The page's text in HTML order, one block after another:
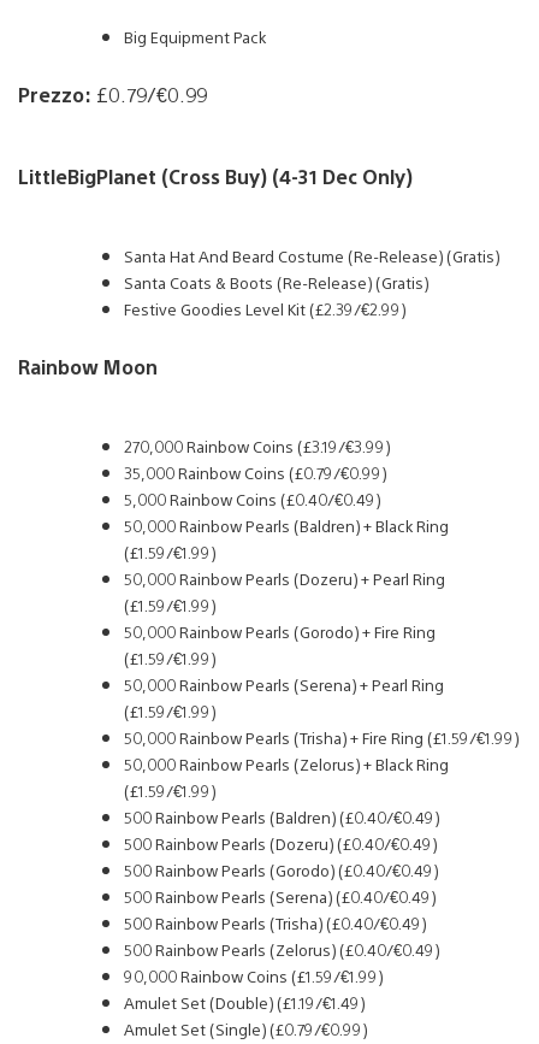
Big Equipment Pack
Prezzo: £0.79/€0.99
LittleBigPlanet (Cross Buy) (4-31 Dec Only)
Santa Hat And Beard Costume (Re-Release) (Gratis)
Santa Coats & Boots (Re-Release) (Gratis)
Festive Goodies Level Kit (£2.39/€2.99)
Rainbow Moon
270,000 Rainbow Coins (£3.19/€3.99)
35,000 Rainbow Coins (£0.79/€0.99)
5,000 Rainbow Coins (£0.40/€0.49)
50,000 Rainbow Pearls (Baldren) + Black Ring
(£1.59/€1.99)
50,000 Rainbow Pearls (Dozeru) + Pearl Ring
(£1.59/€1.99)
50,000 Rainbow Pearls (Gorodo) + Fire Ring
(£1.59/€1.99)
50,000 Rainbow Pearls (Serena) + Pearl Ring
(£1.59/€1.99)
50,000 Rainbow Pearls (Trisha) + Fire Ring (£1.59/€1.99)
50,000 Rainbow Pearls (Zelorus) + Black Ring
(£1.59/€1.99)
500 Rainbow Pearls (Baldren) (£0.40/€0.49)
500 Rainbow Pearls (Dozeru) (£0.40/€0.49)
500 Rainbow Pearls (Gorodo) (£0.40/€0.49)
500 Rainbow Pearls (Serena) (£0.40/€0.49)
500 Rainbow Pearls (Trisha) (£0.40/€0.49)
500 Rainbow Pearls (Zelorus) (£0.40/€0.49)
90,000 Rainbow Coins (£1.59/€1.99)
Amulet Set (Double) (£1.19/€1.49)
Amulet Set (Single) (£0.79/€0.99)